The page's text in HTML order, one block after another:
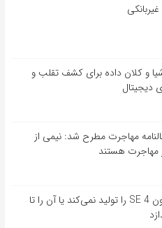
و کلان‏ داده برای کشف تقلب و
دیجیتال
مهاجرت مطرح شد: نیمی از
مهاجرت هستند
مینگ-چی کو: اپل آیفون SE 4 را تولید نمی‌کند یا آن را تا